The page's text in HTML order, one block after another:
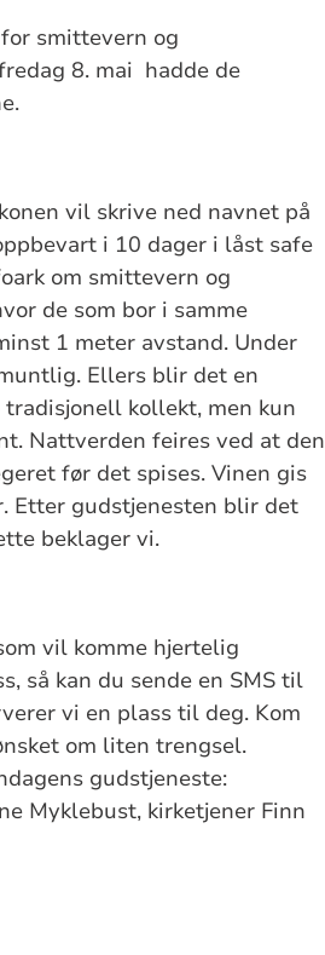
smittevern og
8. mai hadde de
vil skrive ned navnet på
i 10 dager i låst safe
om smittevern og
de som bor i samme
1 meter avstand. Under
Ellers blir det en
kollekt, men kun
Nattverden feires ved at den
før det spises. Vinen gis
Etter gudstjenesten blir det
beklager vi.
vil komme hjertelig
så kan du sende en SMS til
vi en plass til deg. Kom
om liten trengsel.
gudstjeneste:
Myklebust, kirketjener Finn